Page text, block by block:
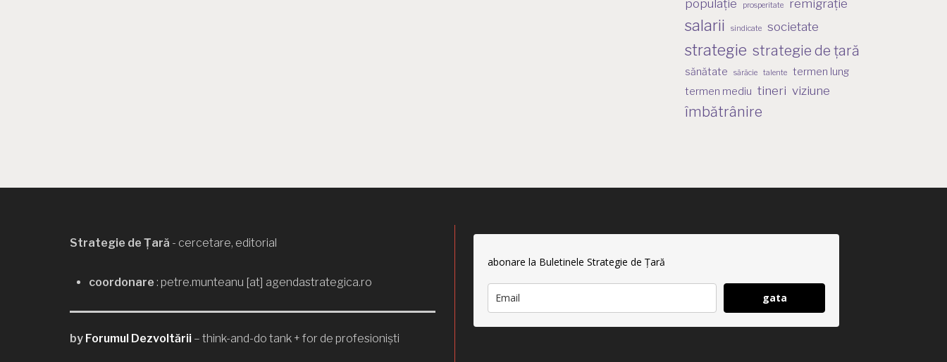
populație prosperitate remigrație
salarii sindicate societate
strategie strategie de țară
sănătate sărăcie talente
termen lung
termen mediu tineri viziune
îmbătrânire
Strategie de Țară - cercetare, editorial
coordonare : petre.munteanu [at] agendastrategica.ro
by Forumul Dezvoltării – think-and-do tank + for de profesioniști
abonare la Buletinele Strategie de Țară
gata